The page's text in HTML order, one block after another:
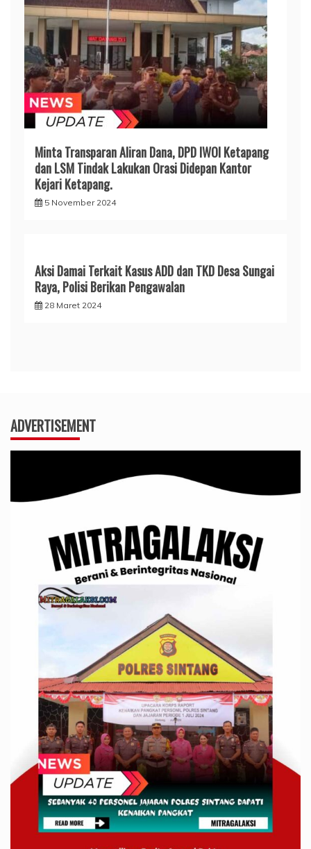
Minta Transparan Aliran Dana, DPD IWOI Ketapang
dan LSM Tindak Lakukan Orasi Didepan Kantor
Kejari Ketapang.
5 November 2024
Aksi Damai Terkait Kasus ADD dan TKD Desa Sungai
Raya, Polisi Berikan Pengawalan
28 Maret 2024
ADVERTISEMENT